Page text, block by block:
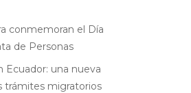
conmemoran el Día
de Personas
Ecuador: una nueva
trámites migratorios